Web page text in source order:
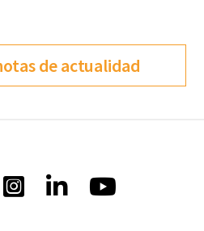
de actualidad